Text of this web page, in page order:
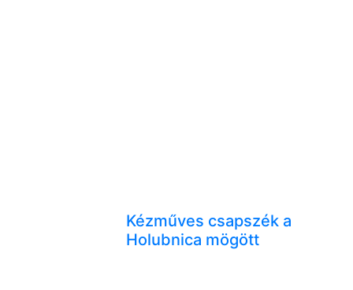
Kézműves csapszék a
Holubnica mögött